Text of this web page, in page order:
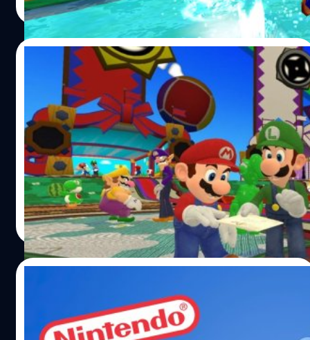
Read More
26/04/2024
Garry’s Mod ได้ลบ Mod จากเกม Nintendo
บน Steam ออกหมดหลังจากปู่นินสั่งให้ลบ
Facepunch Studios ได้ออกมาประกาศอย่างเป็นทางการว่า
จะมีการลบ Mod Steam Workshop ที่มีเนื้อหาที่เกี่ยวข้องกับ
ค่าย Nintendo ออก
วงศกร ปฐมชัยวัฒน์| 835 days ago
Read More
[บทความ] เกิดอะไรขึ้นกับวงการเกม ทำไมเกิด
การปลดพนักงานครั้งใหญ่